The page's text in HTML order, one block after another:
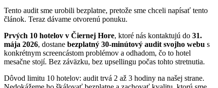
Tento audit sme urobili bezplatne, pretože sme chceli napísať tento
článok. Teraz dávame otvorenú ponuku.
Prvých 10 hotelov v Čiernej Hore, ktoré nás kontaktujú do 31.
mája 2026, dostane bezplatný 30-minútový audit svojho webu s
konkrétnym screencástom problémov a odhadom, čo to hotel
mesačne stojí. Bez záväzku, bez upsellingu počas tohto stretnutia.
Dôvod limitu 10 hotelov: audit trvá 2 až 3 hodiny na našej strane.